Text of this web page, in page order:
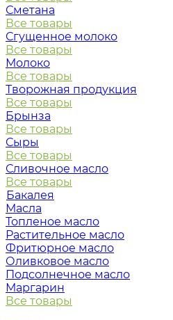
Сметана
Все товары
Сгущенное молоко
Все товары
Молоко
Все товары
Творожная продукция
Все товары
Брынза
Все товары
Сыры
Все товары
Сливочное масло
Все товары
Бакалея
Масла
Топленое масло
Растительное масло
Фритюрное масло
Оливковое масло
Подсолнечное масло
Маргарин
Все товары